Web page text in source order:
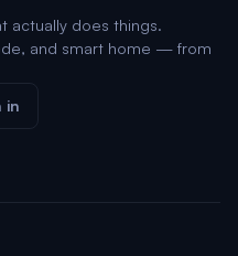
actually does things.
and smart home — from
in